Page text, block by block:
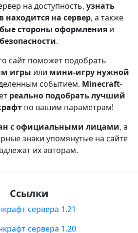
на доступность, узнать
находится на сервер, а также
стороны оформления и
безопасности.
сайт поможет подобрать
игры или мини-игру нужной
событием. Minecraft-
реально подобрать лучший
по вашим параметрам!
с официальными лицами, а
знаки упомянутые на сайте
их авторам.
Ссылки
сервера 1.21
сервера 1.20